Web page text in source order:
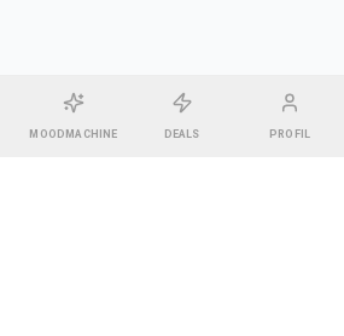
MOODMACHINE DEALS PROFIL